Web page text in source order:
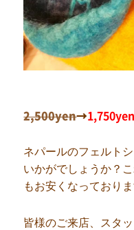
2,500yen→1,750yen
ネパールのフェルト
いかがでしょうか？
もお安くなっておりま
皆様のご来店、スタ